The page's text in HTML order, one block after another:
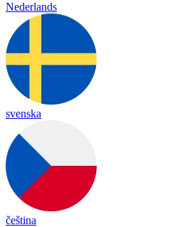
Nederlands
svenska
čeština